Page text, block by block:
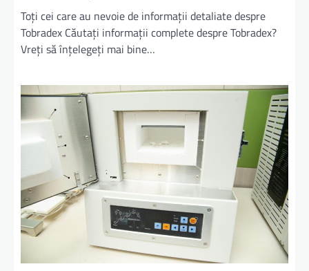
Toți cei care au nevoie de informații detaliate despre
Tobradex Căutați informații complete despre Tobradex?
Vreți să înțelegeți mai bine…